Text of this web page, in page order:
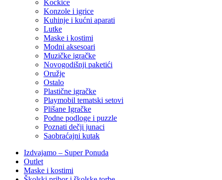
Kockice
Konzole i igrice
Kuhinje i kućni aparati
Lutke
Maske i kostimi
Modni aksesoari
Muzičke igračke
Novogodišnji paketići
Oružje
Ostalo
Plastične igračke
Playmobil tematski setovi
Plišane Igračke
Podne podloge i puzzle
Poznati dečji junaci
Saobraćajni kutak
Izdvajamo – Super Ponuda
Outlet
Maske i kostimi